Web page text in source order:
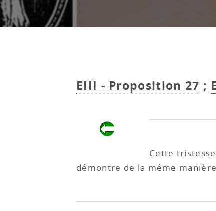
EIII - Proposition 27 ;
Cette
démontre de la même